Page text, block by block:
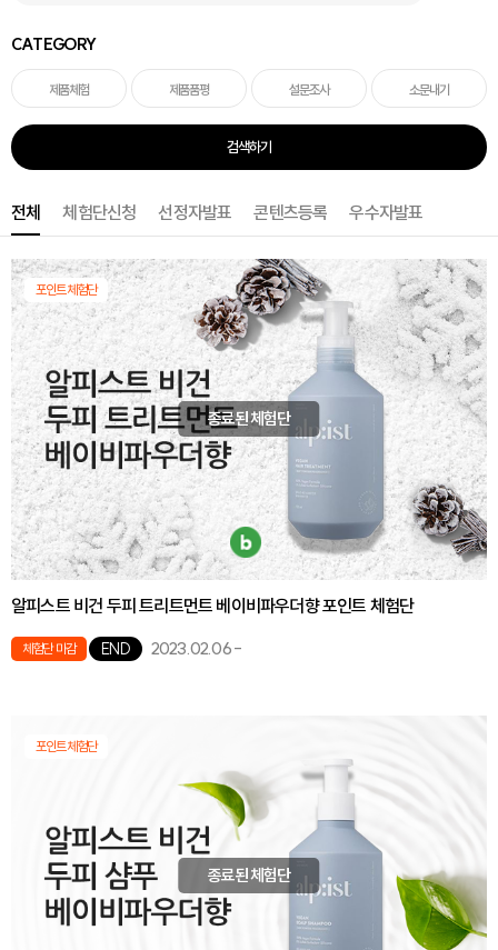
CATEGORY
제품체험 제품품평 설문조사 소문내기
검색하기
전체 체험단신청 선정자발표 콘텐츠등록 우수자발표
포인트체험단
종료된 체험단
알피스트 비건 두피 트리트먼트 베이비파우더향 포인트 체험단
체험단 마감 END 2023.02.06-
포인트체험단
종료된 체험단